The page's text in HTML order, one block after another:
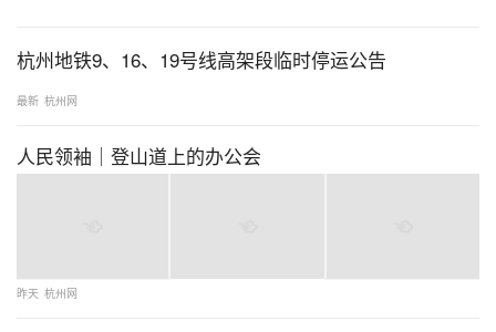
杭州地铁9、16、19号线高架段临时停运公告
最新 杭州网
人民领袖｜登山道上的办公会
昨天 杭州网